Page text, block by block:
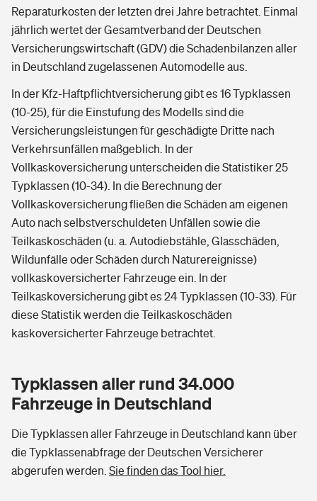
Reparaturkosten der letzten drei Jahre betrachtet. Einmal
jährlich wertet der Gesamtverband der Deutschen
Versicherungswirtschaft (GDV) die Schadenbilanzen aller
in Deutschland zugelassenen Automodelle aus.
In der Kfz-Haftpflichtversicherung gibt es 16 Typklassen
(10-25), für die Einstufung des Modells sind die
Versicherungsleistungen für geschädigte Dritte nach
Verkehrsunfällen maßgeblich. In der
Vollkaskoversicherung unterscheiden die Statistiker 25
Typklassen (10-34). In die Berechnung der
Vollkaskoversicherung fließen die Schäden am eigenen
Auto nach selbstverschuldeten Unfällen sowie die
Teilkaskoschäden (u. a. Autodiebstähle, Glasschäden,
Wildunfälle oder Schäden durch Naturereignisse)
vollkaskoversicherter Fahrzeuge ein. In der
Teilkaskoversicherung gibt es 24 Typklassen (10-33). Für
diese Statistik werden die Teilkaskoschäden
kaskoversicherter Fahrzeuge betrachtet.
Typklassen aller rund 34.000
Fahrzeuge in Deutschland
Die Typklassen aller Fahrzeuge in Deutschland kann über
die Typklassenabfrage der Deutschen Versicherer
abgerufen werden. Sie finden das Tool hier.